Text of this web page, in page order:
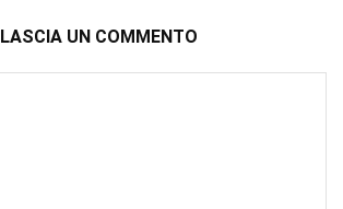
LASCIA UN COMMENTO